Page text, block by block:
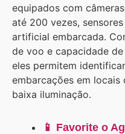
equipados com
até 200 vezes,
artificial embarcada.
de voo e capacidade
eles permitem
embarcações em
baixa iluminação.
📱 Favorite o